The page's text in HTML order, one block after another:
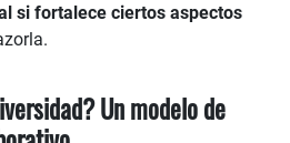
si fortalece ciertos aspectos
Un modelo de